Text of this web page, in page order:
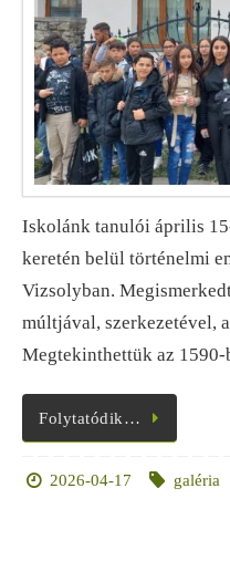
Iskolánk tanulói április
keretén belül történelmi
Vizsolyban.
múltjával, szerkezetével,
Megtekinthettük az
Folytatódik…
2026-04-17 galéria